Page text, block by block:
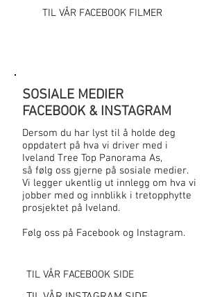
TIL VÅR FACEBOOK FILMER
SOSIALE MEDIER
FACEBOOK & INSTAGRAM
Dersom du har lyst til å holde deg
oppdatert på hva vi driver med i
Iveland Tree Top Panorama As,
så følg oss gjerne på sosiale medier.
Vi legger ukentlig ut innlegg om hva vi
jobber med og innblikk i tretopphytte
prosjektet på Iveland.
Følg oss på Facebook og Instagram.
TIL VÅR FACEBOOK SIDE